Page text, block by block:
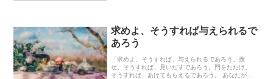
求めよ、そうすれば与えられるで
あろう
「求めよ、そうすれば、与えられるであろう。捜
せ、そうすれば、見いだすであろう。門をたたけ、
そうすれば、あけてもらえるであろう。 あなたがた